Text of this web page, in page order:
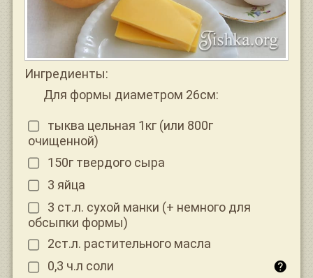
Ингредиенты:
Для формы диаметром 26см:
тыква цельная 1кг (или 800г
очищенной)
150г твердого сыра
3 яйца
3 ст.л. сухой манки (+ немного для
обсыпки формы)
2ст.л. растительного масла
0,3 ч.л соли